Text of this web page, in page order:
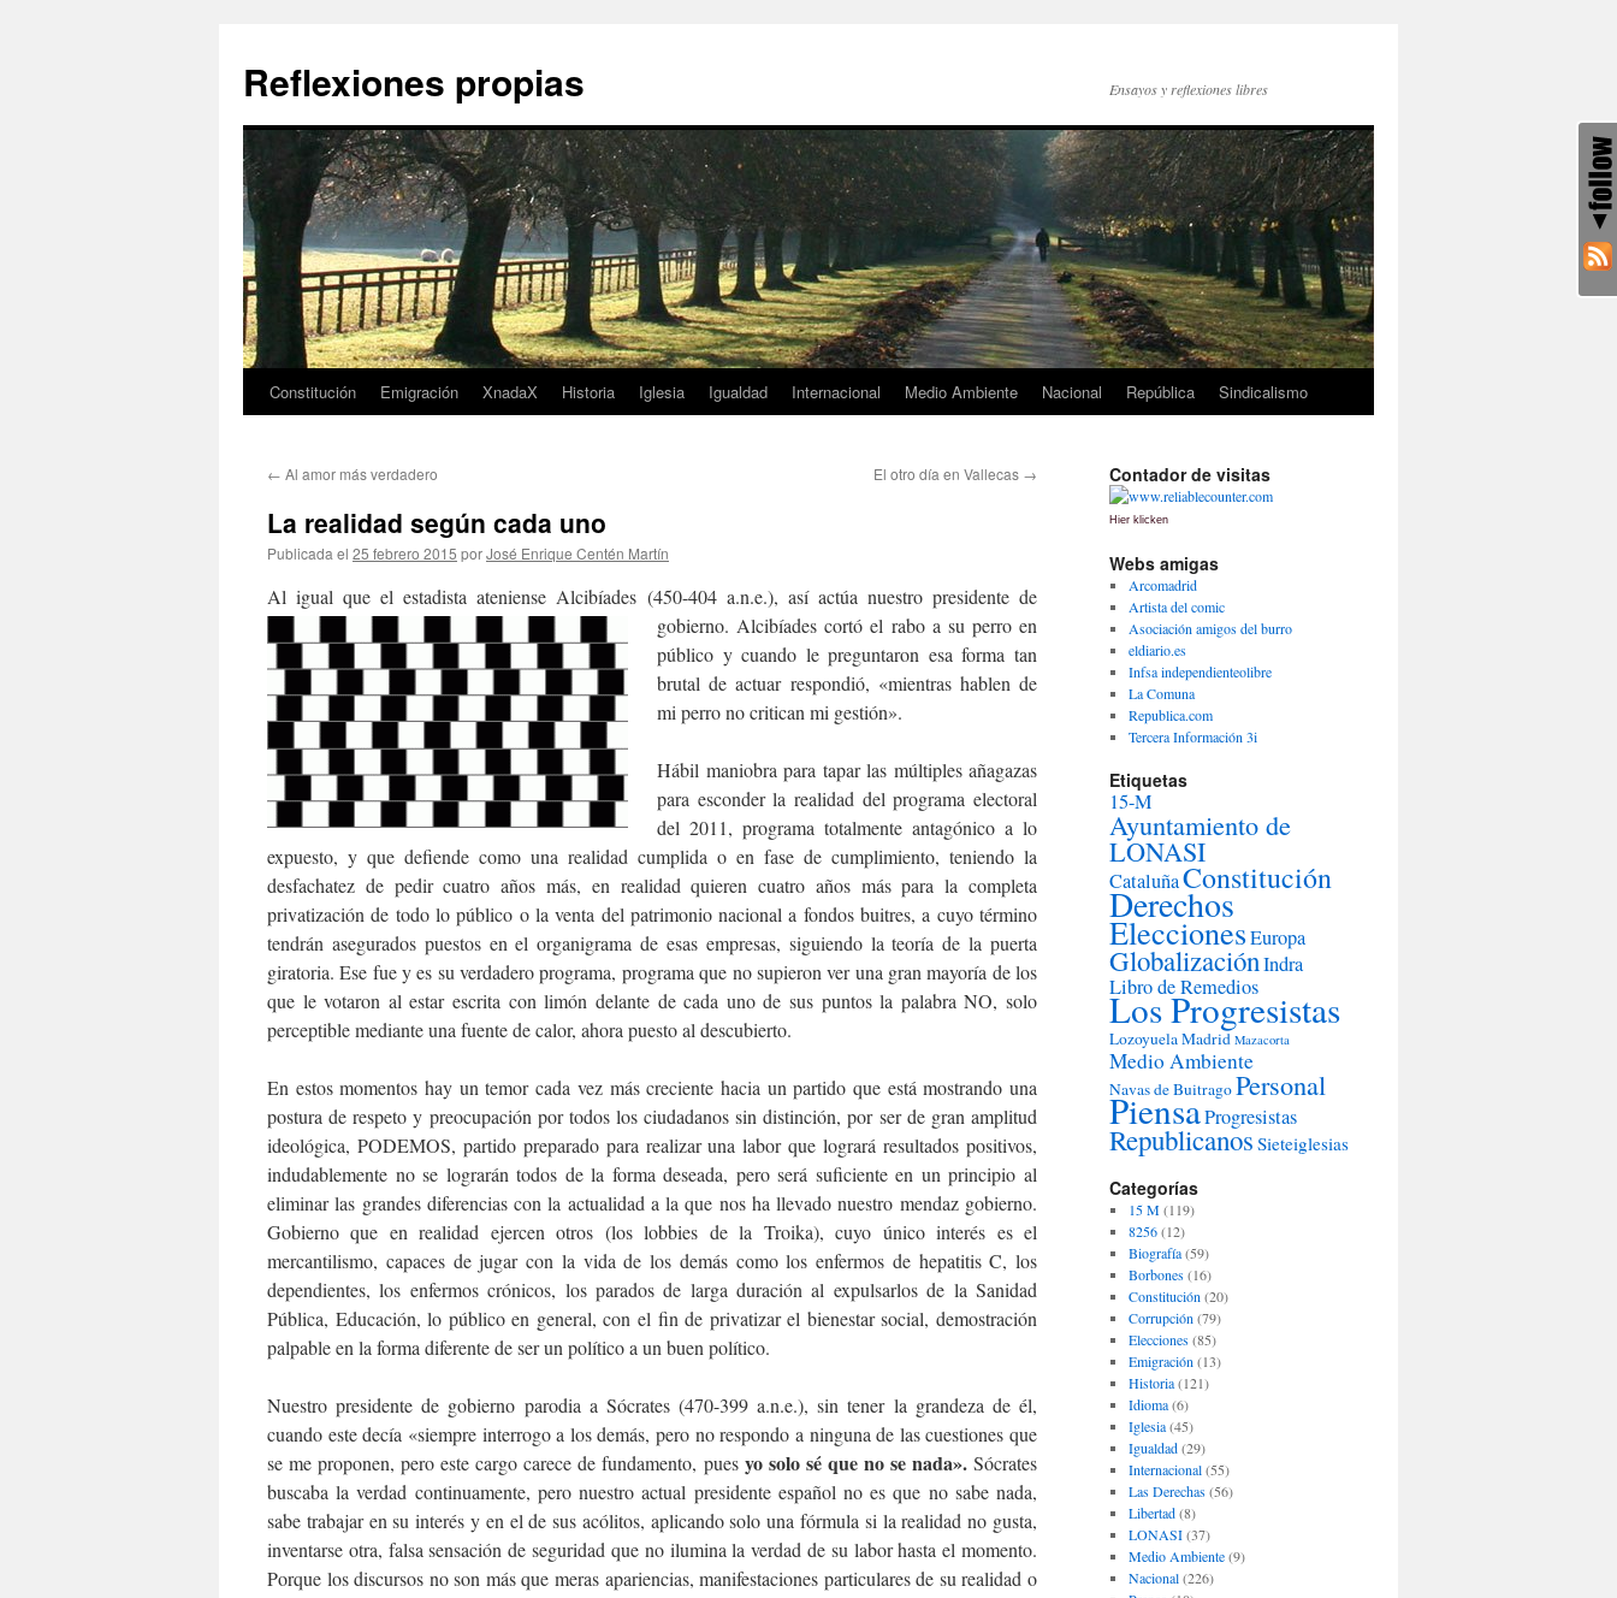
contenido
Reflexiones propias Ensayos y reflexiones libres
Constitución Emigración XnadaX Historia Iglesia Igualdad Internacional Medio Ambiente Nacional República Sindicalismo
← Al amor más verdadero El otro día en Vallecas →
La realidad según cada uno
Publicada el 25 febrero 2015 porJosé Enrique Centén Martín
Al igual que el estadista ateniense Alcibíades (450-404 a.n.e.), así actúa nuestro presidente de
gobierno. Alcibíades cortó el rabo a su perro en
público y cuando le preguntaron esa forma tan
brutal de actuar respondió, «mientras hablen de
mi perro no critican mi gestión».
Hábil maniobra para tapar las múltiples añagazas
para esconder la realidad del programa electoral
del 2011, programa totalmente antagónico a lo
expuesto, y que defiende como una realidad cumplida o en fase de cumplimiento, teniendo la
desfachatez de pedir cuatro años más, en realidad quieren cuatro años más para la completa
privatización de todo lo público o la venta del patrimonio nacional a fondos buitres, a cuyo término
tendrán asegurados puestos en el organigrama de esas empresas, siguiendo la teoría de la puerta
giratoria. Ese fue y es su verdadero programa, programa que no supieron ver una gran mayoría de los
que le votaron al estar escrita con limón delante de cada uno de sus puntos la palabra NO, solo
perceptible mediante una fuente de calor, ahora puesto al descubierto.
En estos momentos hay un temor cada vez más creciente hacia un partido que está mostrando una
postura de respeto y preocupación por todos los ciudadanos sin distinción, por ser de gran amplitud
ideológica, PODEMOS, partido preparado para realizar una labor que logrará resultados positivos,
indudablemente no se lograrán todos de la forma deseada, pero será suficiente en un principio al
eliminar las grandes diferencias con la actualidad a la que nos ha llevado nuestro mendaz gobierno.
Gobierno que en realidad ejercen otros (los lobbies de la Troika), cuyo único interés es el
mercantilismo, capaces de jugar con la vida de los demás como los enfermos de hepatitis C, los
dependientes, los enfermos crónicos, los parados de larga duración al expulsarlos de la Sanidad
Pública, Educación, lo público en general, con el fin de privatizar el bienestar social, demostración
palpable en la forma diferente de ser un político a un buen político.
Nuestro presidente de gobierno parodia a Sócrates (470-399 a.n.e.), sin tener la grandeza de él,
cuando este decía «siempre interrogo a los demás, pero no respondo a ninguna de las cuestiones que
se me proponen, pero este cargo carece de fundamento, puesyo solo sé que no se nada».Sócrates
buscaba la verdad continuamente, pero nuestro actual presidente español no es que no sabe nada,
sabe trabajar en su interés y en el de sus acólitos, aplicando solo una fórmula si la realidad no gusta,
inventarse otra, falsa sensación de seguridad que no ilumina la verdad de su labor hasta el momento.
Porque los discursos no son más que meras apariencias, manifestaciones particulares de su realidad o
Contador de visitas
Hier klicken
Webs amigas
Arcomadrid
Artista del comic
Asociación amigos del burro
eldiario.es
Infsa independienteolibre
La Comuna
Republica.com
Tercera Información 3i
Etiquetas
15-M
Ayuntamiento de
LONASI
CataluñaConstitución
Derechos
EleccionesEuropa
GlobalizaciónIndra
Libro de Remedios
Los Progresistas
LozoyuelaMadrid Mazacorta
Medio Ambiente
Navas de BuitragoPersonal
PiensaProgresistas
Republicanos Sieteiglesias
Categorías
15 M(119)
8256(12)
Biografía(59)
Borbones(16)
Constitución (20)
Corrupción (79)
Elecciones(85)
Emigración (13)
Historia(121)
Idioma(6)
Iglesia(45)
Igualdad(29)
Internacional(55)
Las Derechas(56)
Libertad(8)
LONASI(37)
Medio Ambiente(9)
Nacional(226)